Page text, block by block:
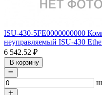
ISU-430-5FE0000000000
неуправляемый ISU-430
6 542.52 ₽
В корзину